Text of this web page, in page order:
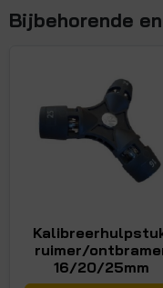
Bijbehorende
ruimer/
16/20/25mm